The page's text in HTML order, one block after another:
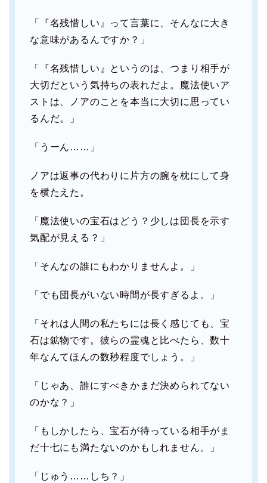
「『名残惜しい』って言葉に、そんなに大き
な意味があるんですか？」
「『名残惜しい』というのは、つまり相手が
大切だという気持ちの表れだよ。魔法使いア
ストは、ノアのことを本当に大切に思ってい
るんだ。」
「うーん……」
ノアは返事の代わりに片方の腕を枕にして身
を横たえた。
「魔法使いの宝石はどう？少しは団長を示す
気配が見える？」
「そんなの誰にもわかりませんよ。」
「でも団長がいない時間が長すぎるよ。」
「それは人間の私たちには長く感じても、宝
石は鉱物です。彼らの霊魂と比べたら、数十
年なんてほんの数秒程度でしょう。」
「じゃあ、誰にすべきかまだ決められてない
のかな？」
「もしかしたら、宝石が待っている相手がま
だ十七にも満たないのかもしれません。」
「じゅう……しち？」